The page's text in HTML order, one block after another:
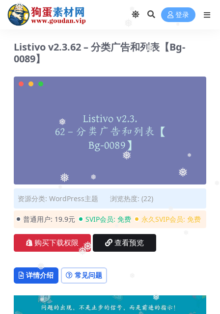
❅
❅
❅
❅
❅
❅
❅
❅
❅
❅
❅
❅
❅
❅
❅ ❅ 登录
Listivo v2.3.62 – 分类广告和列表【Bg-
0089】
资源分类: WordPress主题 浏览热度: (22)
普通用户: 19.9元 SVIP会员: 免费 永久SVIP会员: 免费
购买下载权限 查看预览
详情介绍 常见问题